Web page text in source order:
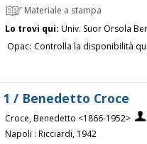
Materiale a stampa
Lo trovi qui: Univ. Suor Orsola
Opac: Controlla la disponibilità
1 / Benedetto Croce
Croce, Benedetto <1866-1952>
Napoli : Ricciardi, 1942